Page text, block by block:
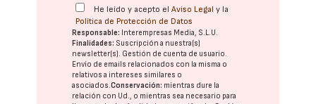
He leído y acepto elAviso Legal y la
Política de Protección de Datos
Responsable: Interempresas Media, S.L.U.
Finalidades: Suscripción a nuestra(s)
newsletter(s). Gestión de cuenta de usuario.
Envío de emails relacionados con la misma o
relativos a intereses similares o
asociados.Conservación: mientras dure la
relación con Ud., o mientras sea necesario para